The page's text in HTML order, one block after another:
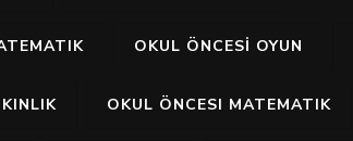
OKUL ÖNCESİ OYUN
OKUL ÖNCESI MATEMATIK